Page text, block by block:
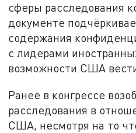
сферы расследования
документе
содержания
с лидерами
возможности США
Ранее в конгрессе
расследования в
США, несмотря на то